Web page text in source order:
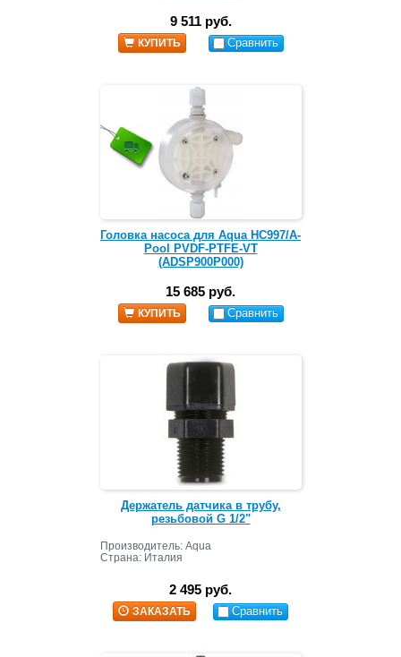
9 511 руб.
КУПИТЬ Сравнить
Головка насоса для Aqua HC997/A-
Pool PVDF-PTFE-VT
(ADSP900P000)
15 685 руб.
КУПИТЬ Сравнить
Держатель датчика в трубу,
резьбовой G 1/2"
Производитель: Aqua
Страна: Италия
2 495 руб.
ЗАКАЗАТЬ Сравнить